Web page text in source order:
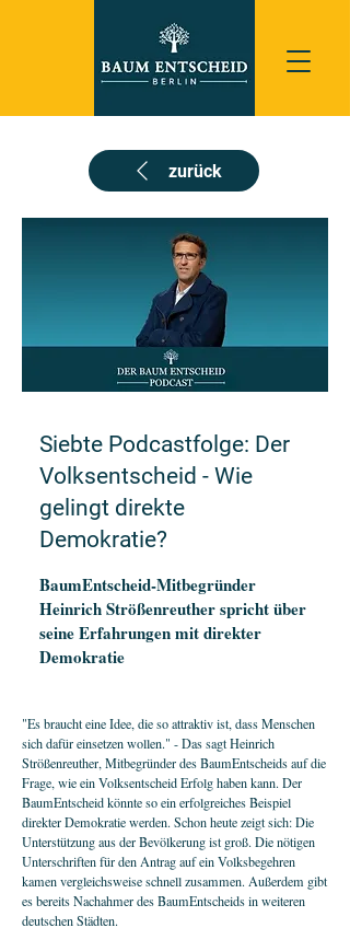
zurück
Siebte Podcastfolge: Der
Volksentscheid - Wie
gelingt direkte
Demokratie?
BaumEntscheid-Mitbegründer
Heinrich Strößenreuther spricht über
seine Erfahrungen mit direkter
Demokratie
"Es braucht eine Idee, die so attraktiv ist, dass Menschen
sich dafür einsetzen wollen." - Das sagt Heinrich
Strößenreuther, Mitbegründer des BaumEntscheids auf die
Frage, wie ein Volksentscheid Erfolg haben kann. Der
BaumEntscheid könnte so ein erfolgreiches Beispiel
direkter Demokratie werden. Schon heute zeigt sich: Die
Unterstützung aus der Bevölkerung ist groß. Die nötigen
Unterschriften für den Antrag auf ein Volksbegehren
kamen vergleichsweise schnell zusammen. Außerdem gibt
es bereits Nachahmer des BaumEntscheids in weiteren
deutschen Städten.